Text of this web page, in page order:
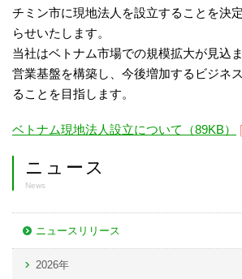
チミン市に現地法人を設立することを決
らせいたします。
当社はベトナム市場での規模拡大が見込
営業基盤を構築し、今後増加するビジネ
ることを目指します。
ベトナム現地法人設立について（89KB）
ニュース
News
ニュースリリース
2026年